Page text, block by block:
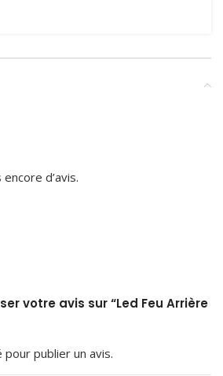
encore d’avis.
votre avis sur “Led Feu Arrière
pour publier un avis.